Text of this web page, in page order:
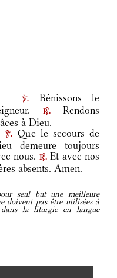
v.
Bénissons le
r.Rendons
à Dieu.
v. Que le secours de
demeure toujours
nous. r.Et avec nos
absents. Amen.
seul but une meilleure
doivent pas être utilisées à
la liturgie en langue